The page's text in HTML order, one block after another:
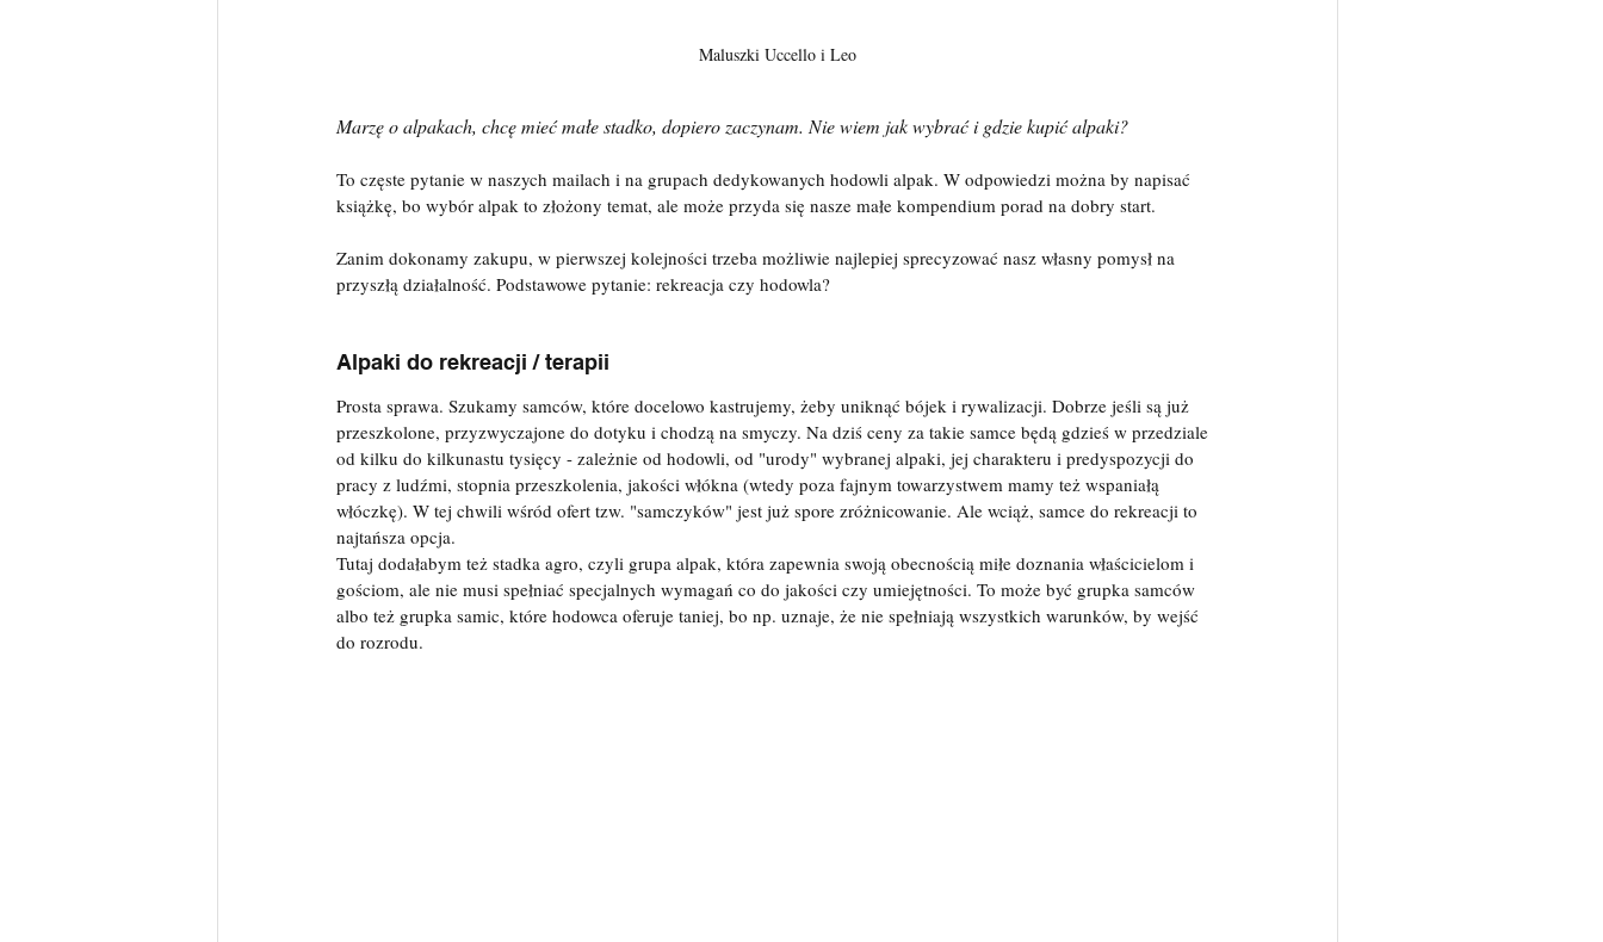
Maluszki Uccello i Leo
Marzę o alpakach, chcę mieć małe stadko, dopiero zaczynam. Nie wiem jak wybrać i gdzie kupić alpaki?
To częste pytanie w naszych mailach i na grupach dedykowanych hodowli alpak. W odpowiedzi można by napisać
książkę, bo wybór alpak to złożony temat, ale może przyda się nasze małe kompendium porad na dobry start.
Zanim dokonamy zakupu, w pierwszej kolejności trzeba możliwie najlepiej sprecyzować nasz własny pomysł na
przyszłą działalność. Podstawowe pytanie: rekreacja czy hodowla?
Alpaki do rekreacji / terapii
Prosta sprawa. Szukamy samców, które docelowo kastrujemy, żeby uniknąć bójek i rywalizacji. Dobrze jeśli są już
przeszkolone, przyzwyczajone do dotyku i chodzą na smyczy. Na dziś ceny za takie samce będą gdzieś w przedziale
od kilku do kilkunastu tysięcy - zależnie od hodowli, od "urody" wybranej alpaki, jej charakteru i predyspozycji do
pracy z ludźmi, stopnia przeszkolenia, jakości włókna (wtedy poza fajnym towarzystwem mamy też wspaniałą
włóczkę). W tej chwili wśród ofert tzw. "samczyków" jest już spore zróżnicowanie. Ale wciąż, samce do rekreacji to
najtańsza opcja.
Tutaj dodałabym też stadka agro, czyli grupa alpak, która zapewnia swoją obecnością miłe doznania właścicielom i
gościom, ale nie musi spełniać specjalnych wymagań co do jakości czy umiejętności. To może być grupka samców
albo też grupka samic, które hodowca oferuje taniej, bo np. uznaje, że nie spełniają wszystkich warunków, by wejść
do rozrodu.